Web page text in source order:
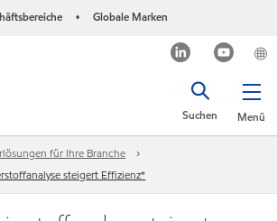
• Globale Marken
Menü
Suchen
für Ihre Branche
steigert Effizienz*